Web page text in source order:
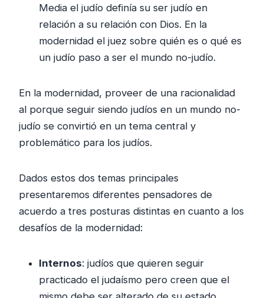
Media el judío definía su ser judío en
relación a su relación con Dios. En la
modernidad el juez sobre quién es o qué es
un judío paso a ser el mundo no-judío.
En la modernidad, proveer de una racionalidad
al porque seguir siendo judíos en un mundo no-
judío se convirtió en un tema central y
problemático para los judíos.
Dados estos dos temas principales
presentaremos diferentes pensadores de
acuerdo a tres posturas distintas en cuanto a los
desafíos de la modernidad:
Internos: judíos que quieren seguir
practicado el judaísmo pero creen que el